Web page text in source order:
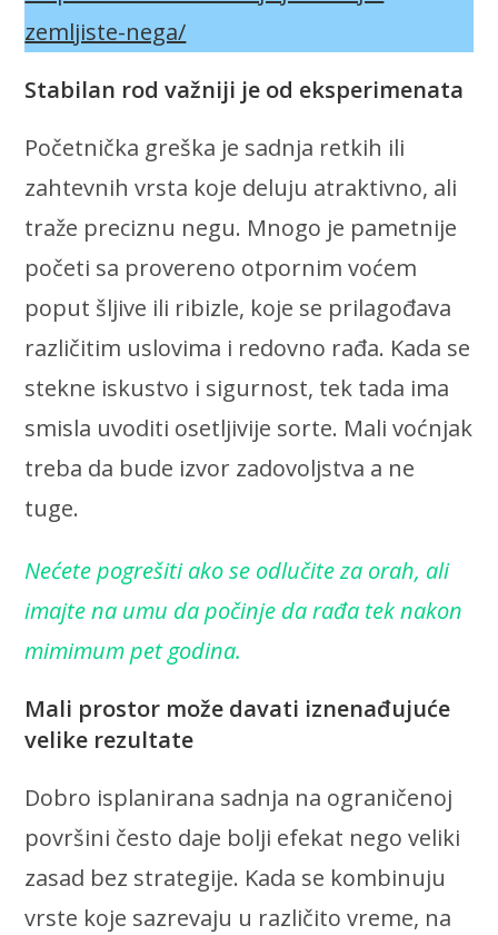
zemljiste-nega/
Stabilan rod važniji je od eksperimenata
Početnička greška je sadnja retkih ili
zahtevnih vrsta koje deluju atraktivno, ali
traže preciznu negu. Mnogo je pametnije
početi sa provereno otpornim voćem
poput šljive ili ribizle, koje se prilagođava
različitim uslovima i redovno rađa. Kada se
stekne iskustvo i sigurnost, tek tada ima
smisla uvoditi osetljivije sorte. Mali voćnjak
treba da bude izvor zadovoljstva a ne
tuge.
Nećete pogrešiti ako se odlučite za orah, ali
imajte na umu da počinje da rađa tek nakon
mimimum pet godina.
Mali prostor može davati iznenađujuće
velike rezultate
Dobro isplanirana sadnja na ograničenoj
površini često daje bolji efekat nego veliki
zasad bez strategije. Kada se kombinuju
vrste koje sazrevaju u različito vreme, na